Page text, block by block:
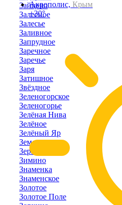
Акрополис, Крым
+30°
Зайцево
Залесное
Залесье
Заливное
Запрудное
Заречное
Заречье
Заря
Затишное
Звёздное
Зеленогорское
Зеленогорье
Зелёная Нива
Зелёное
Зелёный Яр
Земляничное
Зерновое
Зимино
Знаменка
Знаменское
Золотое
Золотое Поле